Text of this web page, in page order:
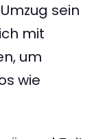
sein
mit
um
wie